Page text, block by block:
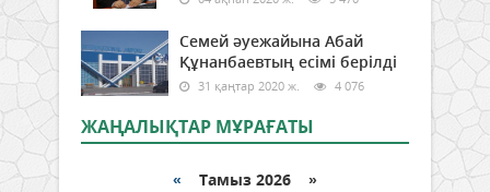
Семей әуежайына Абай
Құнанбаевтың есімі берілді
31 қаңтар 2020 ж. 4 076
ЖАҢАЛЫҚТАР МҰРАҒАТЫ
« Тамыз 2026 »